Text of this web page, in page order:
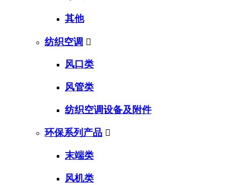
其他
纺织空调 
风口类
风管类
纺织空调设备及附件
环保系列产品 
末端类
风机类